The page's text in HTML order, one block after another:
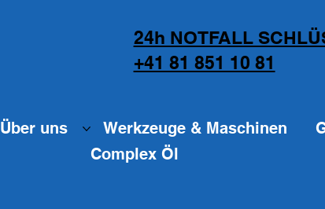
24h NOTFALL
+41 81 851 10 81
Über uns Werkzeuge & Maschinen
Complex Öl